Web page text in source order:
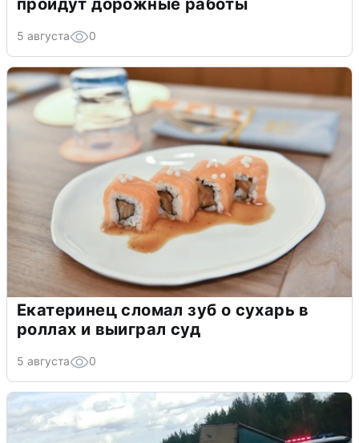
5 августа 0
Екатеринец сломал зуб о сухарь в
роллах и выиграл суд
5 августа 0